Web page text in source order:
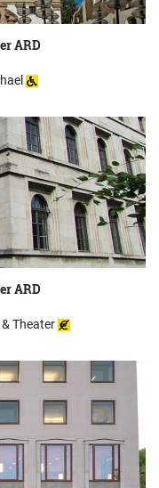
ARD
ARD
Theater